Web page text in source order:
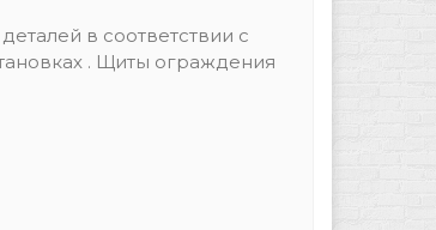
в соответствии с
. Щиты ограждения